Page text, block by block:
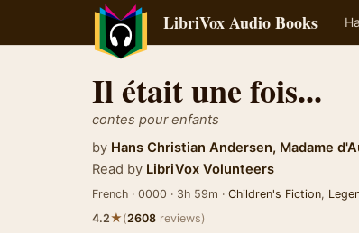
LibriVox Audio Books
Il était une fois...
contes pour enfants
by Hans Christian Andersen, Madame
Read by LibriVox Volunteers
French · 0000 · 3h 59m · Children's Fiction,
4.2★(2608 reviews)